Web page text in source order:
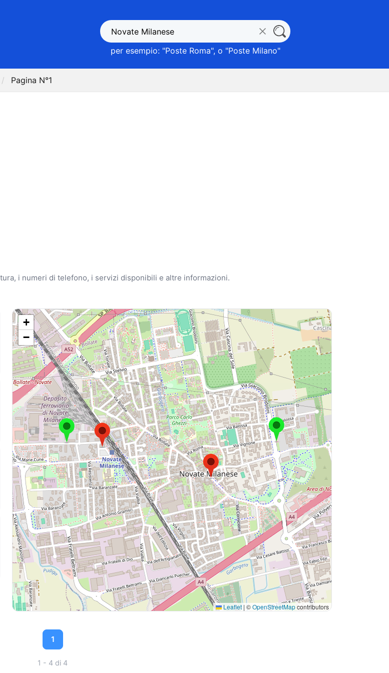
per esempio: "Poste Roma", o "Poste Milano"
Pagina N°1
i numeri di telefono, i servizi disponibili e altre informazioni.
+
−
Leaflet | ©OpenStreetMapcontributors
1
1 - 4 di 4